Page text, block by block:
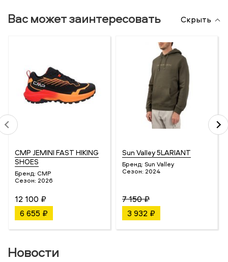
Вас может заинтересовать Скрыть
CMP JEMINI FAST HIKING
SHOES
Бренд: CMP
Сезон: 2026
12 100 ₽
6 655 ₽
Sun Valley 5LARIANT
Бренд: Sun Valley
Сезон: 2024
7 150 ₽
3 932 ₽
Новости